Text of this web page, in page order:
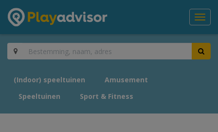
(Indoor) speeltuinen
Amusement
Speeltuinen
Sport & Fitness